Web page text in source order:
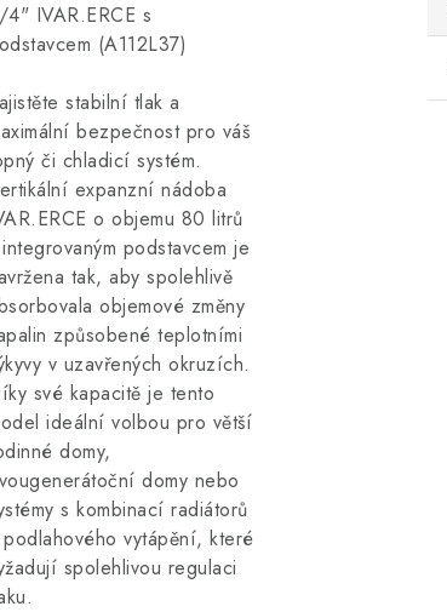
IVAR.ERCE s
(A112L37)
stabilní tlak a
bezpečnost pro váš
či chladicí systém.
expanzní nádoba
o objemu 80 litrů
podstavcem je
tak, aby spolehlivě
objemové změny
způsobené teplotními
v uzavřených okruzích.
své kapacitě je tento
ideální volbou pro větší
domy,
domy nebo
s kombinací radiátorů
vytápění, které
spolehlivou regulaci